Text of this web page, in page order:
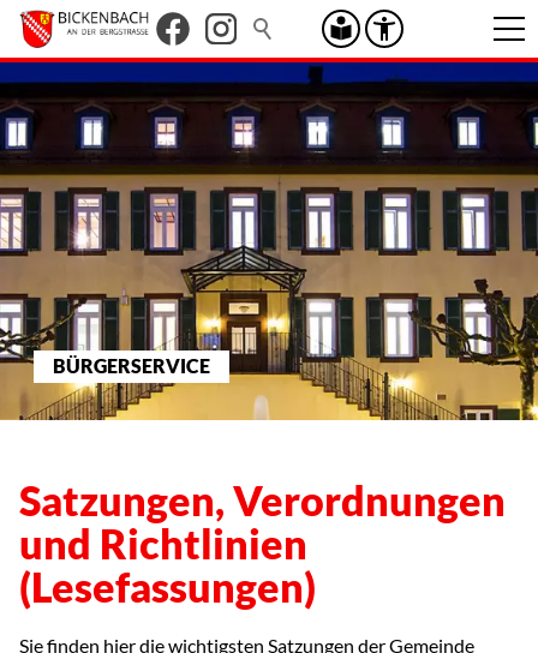
BÜRGERSERVICE
Satzungen, Verordnungen
und Richtlinien
(Lesefassungen)
Sie finden hier die wichtigsten Satzungen der Gemeinde